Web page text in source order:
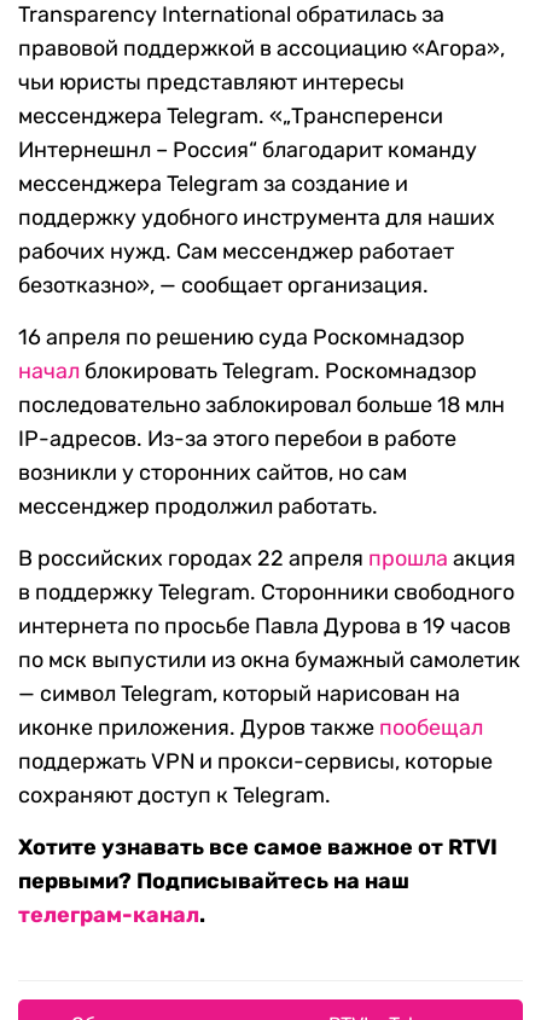
Transparency International обратилась за
правовой поддержкой в ассоциацию «Агора»,
чьи юристы представляют интересы
мессенджера Telegram. «„Трансперенси
Интернешнл – Россия“ благодарит команду
мессенджера Telegram за создание и
поддержку удобного инструмента для наших
рабочих нужд. Сам мессенджер работает
безотказно», — сообщает организация.
16 апреля по решению суда Роскомнадзор
начал блокировать Telegram. Роскомнадзор
последовательно заблокировал больше 18 млн
IP-адресов. Из-за этого перебои в работе
возникли у сторонних сайтов, но сам
мессенджер продолжил работать.
В российских городах 22 апреля прошла акция
в поддержку Telegram. Сторонники свободного
интернета по просьбе Павла Дурова в 19 часов
по мск выпустили из окна бумажный самолетик
— символ Telegram, который нарисован на
иконке приложения. Дуров также пообещал
поддержать VPN и прокси-сервисы, которые
сохраняют доступ к Telegram.
Хотите узнавать все самое важное от RTVI
первыми? Подписывайтесь на наш
телеграм-канал.